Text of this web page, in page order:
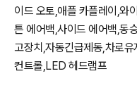
이드 오토,애플 카플레이,와
튼 에어백,사이드 에어백,동
고장치,자동긴급제동,차로
컨트롤,LED 헤드램프